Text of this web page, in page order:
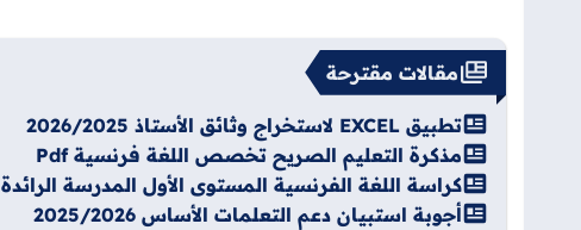
مقالات مقترحة
تطبيق EXCEL لاستخراج وثائق الأستاذ 2026/2025
مذكرة التعليم الصريح تخصص اللغة فرنسية Pdf
كراسة اللغة الفرنسية المستوى الأول المدرسة الرائدة PDF
أجوبة استبيان دعم التعلمات الأساس 2025/2026